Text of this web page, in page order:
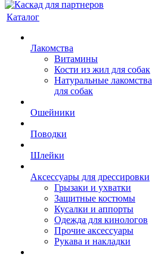
Каталог
Лакомства
Витамины
Кости из жил для собак
Натуральные лакомства
для собак
Ошейники
Поводки
Шлейки
Аксессуары для дрессировки
Грызаки и ухватки
Защитные костюмы
Кусалки и аппорты
Одежда для кинологов
Прочие аксессуары
Рукава и накладки